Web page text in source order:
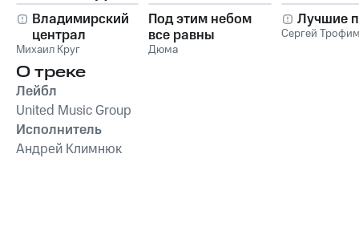
Владимирский
централ
Михаил Круг
Под этим небом
все равны
Дюма
Лучшие
Сергей
О треке
Лейбл
United Music Group
Исполнитель
Андрей Климнюк